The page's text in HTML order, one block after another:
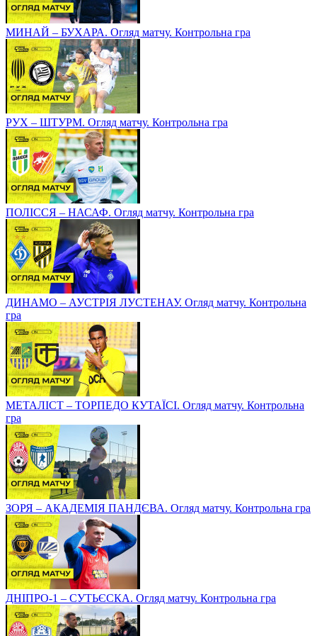
МИНАЙ – БУХАРА. Огляд матчу. Контрольна гра
РУХ – ШТУРМ. Огляд матчу. Контрольна гра
ПОЛІССЯ – НАСАФ. Огляд матчу. Контрольна гра
ДИНАМО – АУСТРІЯ ЛУСТЕНАУ. Огляд матчу. Контрольна
гра
МЕТАЛІСТ – ТОРПЕДО КУТАЇСІ. Огляд матчу. Контрольна
гра
ЗОРЯ – АКАДЕМІЯ ПАНДЄВА. Огляд матчу. Контрольна гра
ДНІПРО-1 – СУТЬЄСКА. Огляд матчу. Контрольна гра